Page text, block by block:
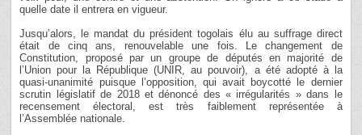
quelle date il entrera en vigueur.
Jusqu’alors, le mandat du président togolais élu au suffrage direct
était de cinq ans, renouvelable une fois. Le changement de
Constitution, proposé par un groupe de députés en majorité de
l’Union pour la République (UNIR, au pouvoir), a été adopté à la
quasi-unanimité puisque l’opposition, qui avait boycotté le dernier
scrutin législatif de 2018 et dénoncé des « irrégularités » dans le
recensement électoral, est très faiblement représentée à
l’Assemblée nationale.